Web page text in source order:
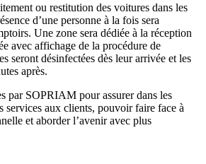
ou restitution des voitures dans les
d’une personne à la fois sera
Une zone sera dédiée à la réception
avec affichage de la procédure de
seront désinfectées dès leur arrivée et les
après.
par SOPRIAM pour assurer dans les
services aux clients, pouvoir faire face à
et aborder l’avenir avec plus